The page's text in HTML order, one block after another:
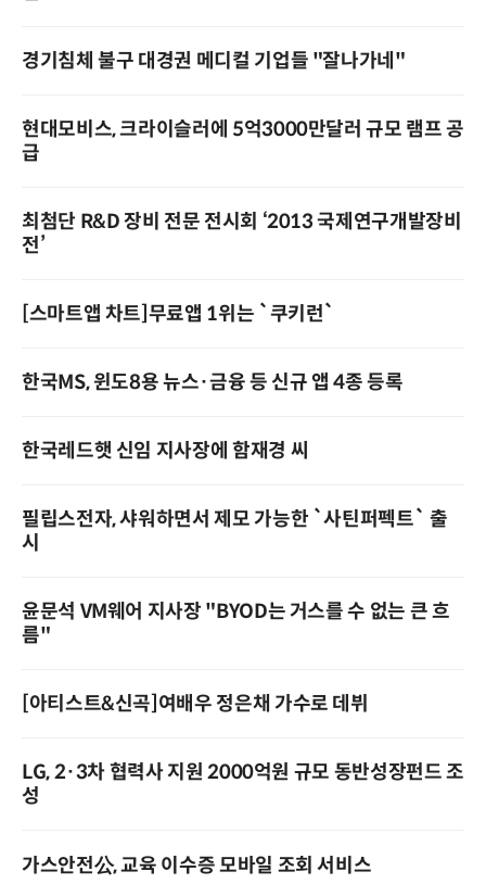
경기침체 불구 대경권 메디컬 기업들 "잘나가네"
현대모비스, 크라이슬러에 5억3000만달러 규모 램프 공
급
최첨단 R&D 장비 전문 전시회 ‘2013 국제연구개발장비
전’
[스마트앱 차트]무료앱 1위는 `쿠키런`
한국MS, 윈도8용 뉴스·금융 등 신규 앱 4종 등록
한국레드햇 신임 지사장에 함재경 씨
필립스전자, 샤워하면서 제모 가능한 `사틴퍼펙트` 출
시
윤문석 VM웨어 지사장 "BYOD는 거스를 수 없는 큰 흐
름"
[아티스트&신곡]여배우 정은채 가수로 데뷔
LG, 2·3차 협력사 지원 2000억원 규모 동반성장펀드 조
성
가스안전公, 교육 이수증 모바일 조회 서비스